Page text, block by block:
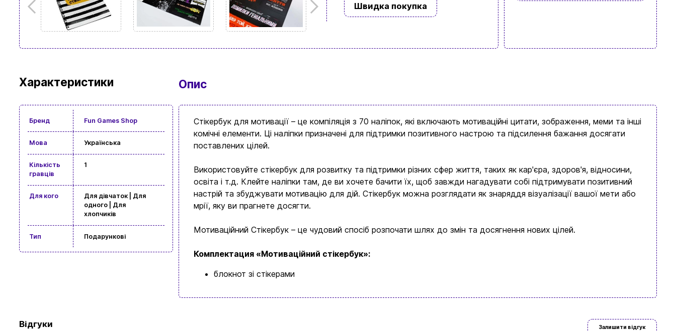
Швидка покупка
Характеристики
Бренд Fun Games Shop
Мова Українська
Кількість
гравців
1
Для кого
Для дівчаток | Для
одного | Для
хлопчиків
Тип Подарункові
Опис
Стікербук для мотивації – це компіляція з 70 наліпок, які включають мотиваційні цитати, зображення, меми та інші
комічні елементи. Ці наліпки призначені для підтримки позитивного настрою та підсилення бажання досягати
поставлених цілей.
Використовуйте стікербук для розвитку та підтримки різних сфер життя, таких як кар'єра, здоров'я, відносини,
освіта і т.д. Клейте наліпки там, де ви хочете бачити їх, щоб завжди нагадувати собі підтримувати позитивний
настрій та збуджувати мотивацію для дій. Стікербук можна розглядати як знаряддя візуалізації вашої мети або
мрії, яку ви прагнете досягти.
Мотиваційний Стікербук – це чудовий спосіб розпочати шлях до змін та досягнення нових цілей.
Комплектация «Мотиваційний стікербук»:
блокнот зі стікерами
Відгуки Залишити відгук
Вхід
Новини та статті